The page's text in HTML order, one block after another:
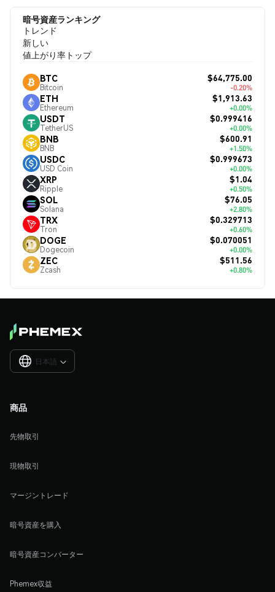
暗号資産ランキング
トレンド
新しい
値上がり率トップ
BTC
Bitcoin
$64,775.00
-0.20%
ETH
Ethereum
$1,913.63
+0.00%
USDT
TetherUS
$0.999416
+0.00%
BNB
BNB
$600.91
+1.50%
USDC
USD Coin
$0.999673
+0.00%
XRP
Ripple
$1.04
+0.50%
SOL
Solana
$76.05
+2.80%
TRX
Tron
$0.329713
+0.60%
DOGE
Dogecoin
$0.070051
+0.00%
ZEC
Zcash
$511.56
+0.80%
日本語 
商品
先物取引
現物取引
マージントレード
暗号資産を購入
暗号資産コンバーター
Phemex収益